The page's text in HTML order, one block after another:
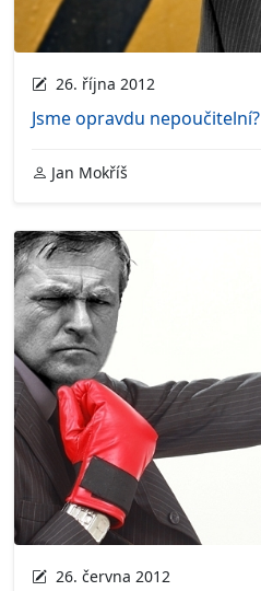
26. října 2012
Jsme opravdu nepoučitelní?
Jan Mokříš
26. června 2012